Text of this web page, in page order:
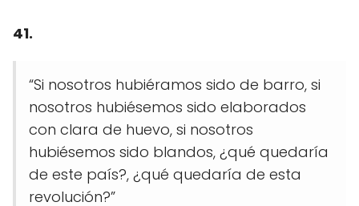
41.
“Si nosotros hubiéramos sido de barro, si
nosotros hubiésemos sido elaborados
con clara de huevo, si nosotros
hubiésemos sido blandos, ¿qué quedaría
de este país?, ¿qué quedaría de esta
revolución?”